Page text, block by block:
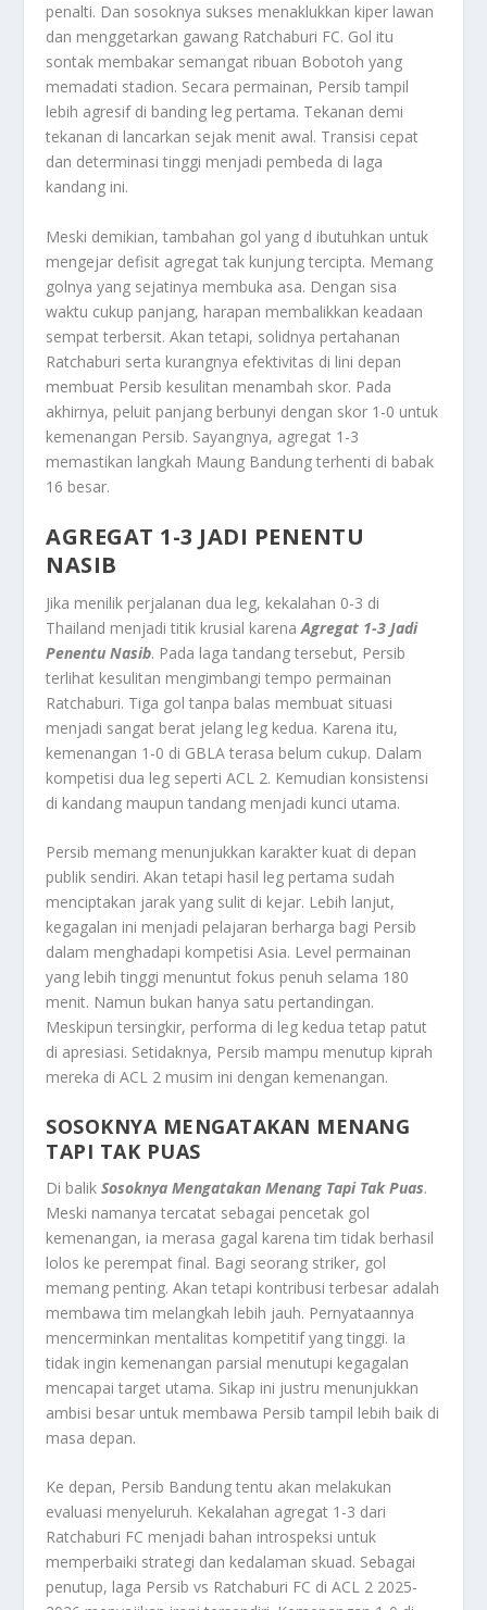
penalti. Dan sosoknya sukses menaklukkan kiper lawan
dan menggetarkan gawang Ratchaburi FC. Gol itu
sontak membakar semangat ribuan Bobotoh yang
memadati stadion. Secara permainan, Persib tampil
lebih agresif di banding leg pertama. Tekanan demi
tekanan di lancarkan sejak menit awal. Transisi cepat
dan determinasi tinggi menjadi pembeda di laga
kandang ini.
Meski demikian, tambahan gol yang d ibutuhkan untuk
mengejar defisit agregat tak kunjung tercipta. Memang
golnya yang sejatinya membuka asa. Dengan sisa
waktu cukup panjang, harapan membalikkan keadaan
sempat terbersit. Akan tetapi, solidnya pertahanan
Ratchaburi serta kurangnya efektivitas di lini depan
membuat Persib kesulitan menambah skor. Pada
akhirnya, peluit panjang berbunyi dengan skor 1-0 untuk
kemenangan Persib. Sayangnya, agregat 1-3
memastikan langkah Maung Bandung terhenti di babak
16 besar.
AGREGAT 1-3 JADI PENENTU
NASIB
Jika menilik perjalanan dua leg, kekalahan 0-3 di
Thailand menjadi titik krusial karenaAgregat 1-3 Jadi
Penentu Nasib. Pada laga tandang tersebut, Persib
terlihat kesulitan mengimbangi tempo permainan
Ratchaburi. Tiga gol tanpa balas membuat situasi
menjadi sangat berat jelang leg kedua. Karena itu,
kemenangan 1-0 di GBLA terasa belum cukup. Dalam
kompetisi dua leg seperti ACL 2. Kemudian konsistensi
di kandang maupun tandang menjadi kunci utama.
Persib memang menunjukkan karakter kuat di depan
publik sendiri. Akan tetapi hasil leg pertama sudah
menciptakan jarak yang sulit di kejar. Lebih lanjut,
kegagalan ini menjadi pelajaran berharga bagi Persib
dalam menghadapi kompetisi Asia. Level permainan
yang lebih tinggi menuntut fokus penuh selama 180
menit. Namun bukan hanya satu pertandingan.
Meskipun tersingkir, performa di leg kedua tetap patut
di apresiasi. Setidaknya, Persib mampu menutup kiprah
mereka di ACL 2 musim ini dengan kemenangan.
SOSOKNYA MENGATAKAN MENANG
TAPI TAK PUAS
Di balikSosoknya Mengatakan Menang Tapi Tak Puas.
Meski namanya tercatat sebagai pencetak gol
kemenangan, ia merasa gagal karena tim tidak berhasil
lolos ke perempat final. Bagi seorang striker, gol
memang penting. Akan tetapi kontribusi terbesar adalah
membawa tim melangkah lebih jauh. Pernyataannya
mencerminkan mentalitas kompetitif yang tinggi. Ia
tidak ingin kemenangan parsial menutupi kegagalan
mencapai target utama. Sikap ini justru menunjukkan
ambisi besar untuk membawa Persib tampil lebih baik di
masa depan.
Ke depan, Persib Bandung tentu akan melakukan
evaluasi menyeluruh. Kekalahan agregat 1-3 dari
Ratchaburi FC menjadi bahan introspeksi untuk
memperbaiki strategi dan kedalaman skuad. Sebagai
penutup, laga Persib vs Ratchaburi FC di ACL 2 2025-